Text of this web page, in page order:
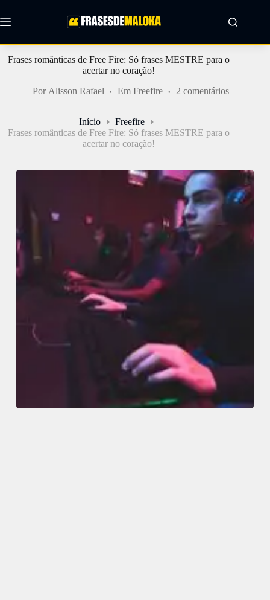
para
o
Frases românticas de Free Fire: Só frases MESTRE para o
acertar no coração!
Por Alisson Rafael Em Freefire 2 comentários
Início
Freefire
Frases românticas de Free Fire: Só frases MESTRE para o
acertar no coração!